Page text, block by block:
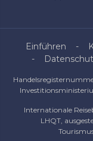
Einführen
Internationale
LHQT,